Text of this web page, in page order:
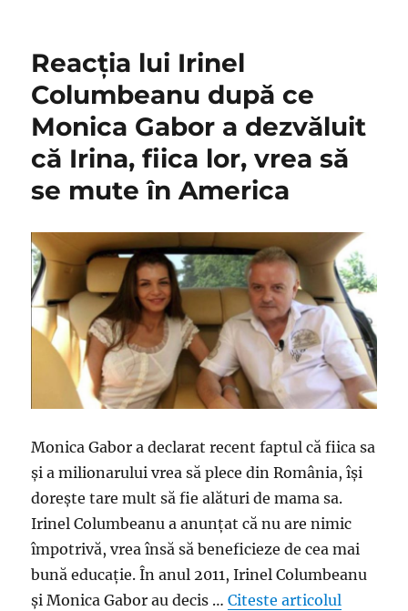
Reacţia lui Irinel
Columbeanu după ce
Monica Gabor a dezvăluit
că Irina, fiica lor, vrea să
se mute în America
Monica Gabor a declarat recent faptul că fiica sa
şi a milionarului vrea să plece din România, îşi
doreşte tare mult să fie alături de mama sa.
Irinel Columbeanu a anunţat că nu are nimic
împotrivă, vrea însă să beneficieze de cea mai
bună educaţie. În anul 2011, Irinel Columbeanu
şi Monica Gabor au decis …Citeste articolul